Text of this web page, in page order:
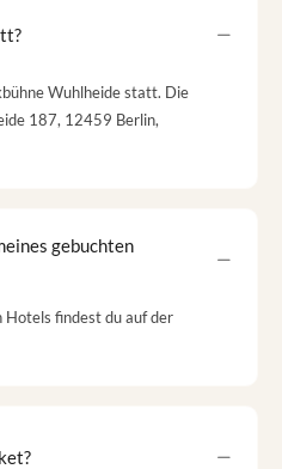
Wuhlheide statt. Die
187, 12459 Berlin,
gebuchten
Hotels findest du auf der